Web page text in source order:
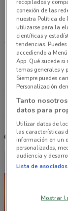
Av.
Miguel
18.6 km
Av.
Andrés
19.6 km
Otros
recopilados y
conexión de las
nuestra Política de
utilizarse para la
científicas y
tendencias.
accediendo a
App. Qué sucede
temas generales y
Siempre puedes
Personalización
Tanto
datos para
Utilizar datos de
las características
información en un
personalizados,
audiencia y
Lista de
Mostrar